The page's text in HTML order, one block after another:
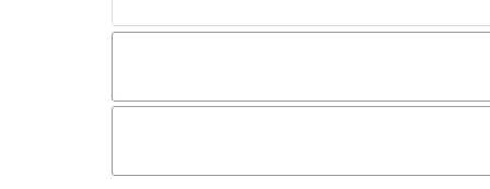
Incluir imagem :
Primeiro autentique-se...